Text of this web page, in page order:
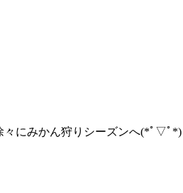
にみかん狩りシーズンへ(*ﾟ▽ﾟ